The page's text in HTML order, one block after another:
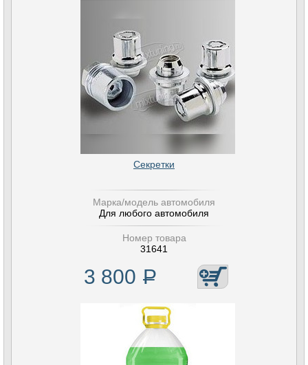
Секретки
Марка/модель автомобиля
Для любого автомобиля
Номер товара
31641
3 800 Р